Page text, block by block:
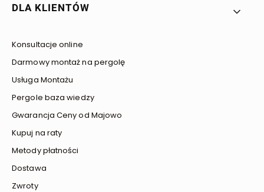
Linki w stopce
DLA KLIENTÓW
Konsultacje online
Darmowy montaż na pergolę
Usługa Montażu
Pergole baza wiedzy
Gwarancja Ceny od Majowo
Kupuj na raty
Metody płatności
Dostawa
Zwroty